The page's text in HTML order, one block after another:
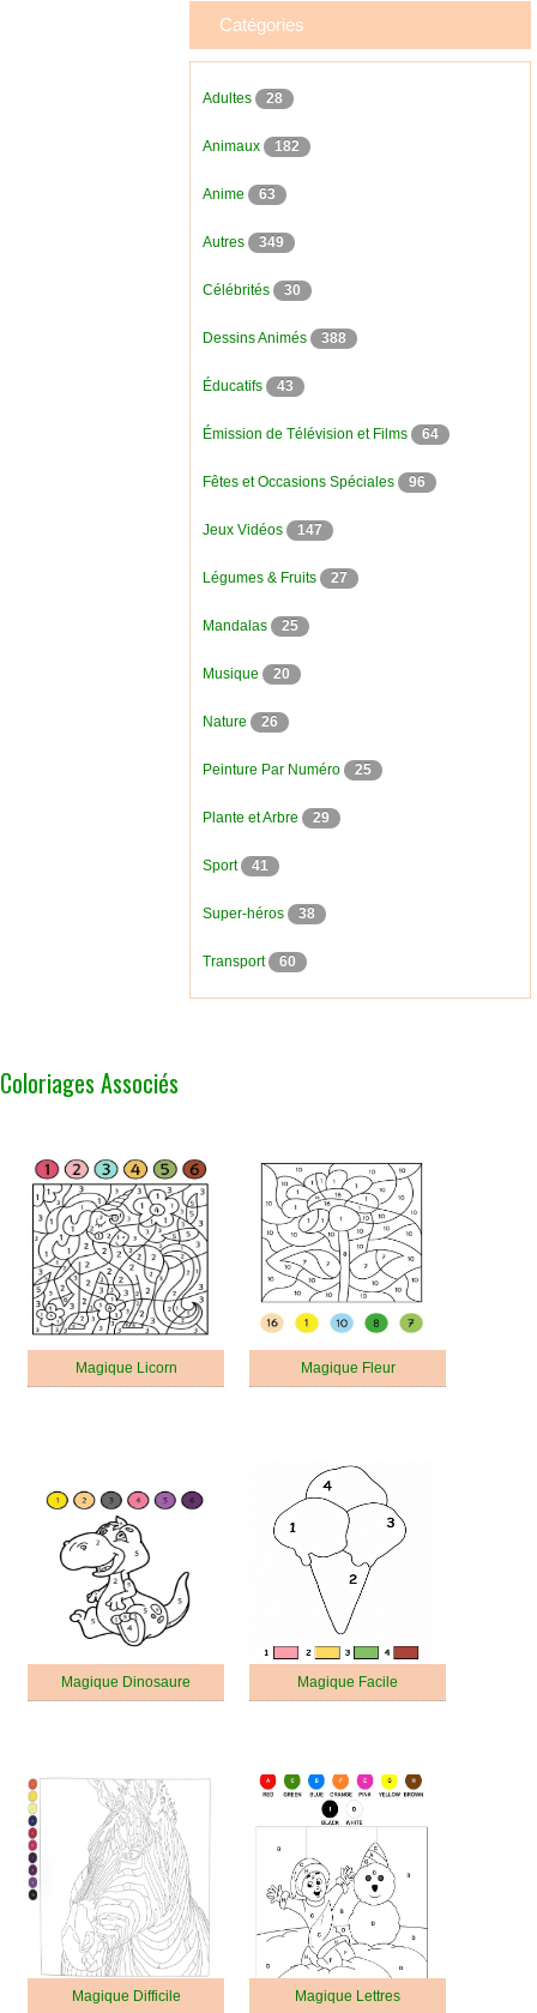
Catégories
Adultes 28
Animaux 182
Anime 63
Autres 349
Célébrités 30
Dessins Animés 388
Éducatifs 43
Émission de Télévision et Films 64
Fêtes et Occasions Spéciales 96
Jeux Vidéos 147
Légumes & Fruits 27
Mandalas 25
Musique 20
Nature 26
Peinture Par Numéro 25
Plante et Arbre 29
Sport 41
Super-héros 38
Transport 60
Coloriages Associés
Magique Licorn Magique Fleur
Magique Dinosaure Magique Facile
Magique Difficile Magique Lettres